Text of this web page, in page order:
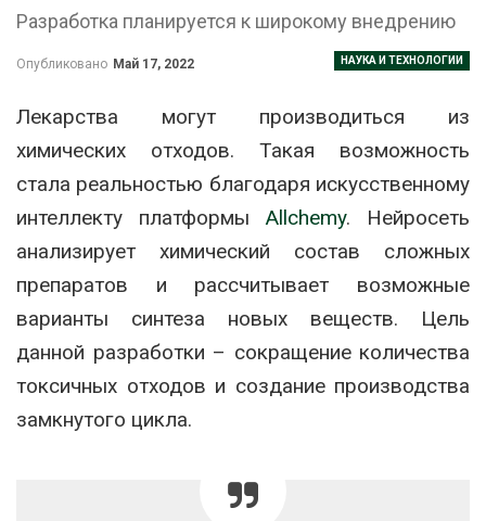
Разработка планируется к широкому внедрению
НАУКА И ТЕХНОЛОГИИ
Опубликовано Май 17, 2022
Лекарства могут производиться из
химических отходов. Такая возможность
стала реальностью благодаря искусственному
интеллекту платформы Allchemy. Нейросеть
анализирует химический состав сложных
препаратов и рассчитывает возможные
варианты синтеза новых веществ. Цель
данной разработки – сокращение количества
токсичных отходов и создание производства
замкнутого цикла.